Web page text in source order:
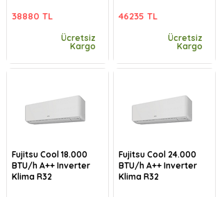
38880 TL
Ücretsiz
Kargo
Fujitsu Cool 18.000
BTU/h A++ Inverter
Klima R32
46235 TL
Ücretsiz
Kargo
Fujitsu Cool 24.000
BTU/h A++ Inverter
Klima R32